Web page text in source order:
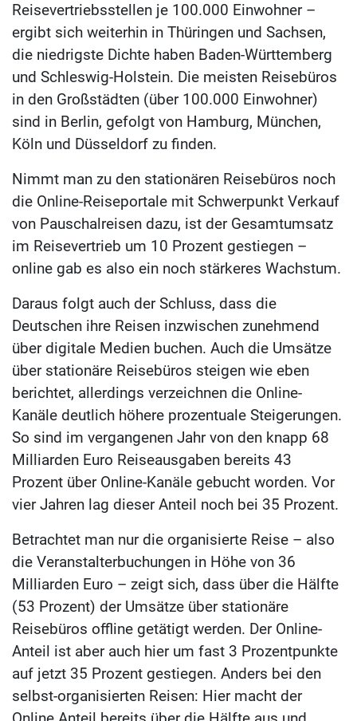
Reisevertriebsstellen je 100.000 Einwohner –
ergibt sich weiterhin in Thüringen und Sachsen,
die niedrigste Dichte haben Baden-Württemberg
und Schleswig-Holstein. Die meisten Reisebüros
in den Großstädten (über 100.000 Einwohner)
sind in Berlin, gefolgt von Hamburg, München,
Köln und Düsseldorf zu finden.
Nimmt man zu den stationären Reisebüros noch
die Online-Reiseportale mit Schwerpunkt Verkauf
von Pauschalreisen dazu, ist der Gesamtumsatz
im Reisevertrieb um 10 Prozent gestiegen –
online gab es also ein noch stärkeres Wachstum.
Daraus folgt auch der Schluss, dass die
Deutschen ihre Reisen inzwischen zunehmend
über digitale Medien buchen. Auch die Umsätze
über stationäre Reisebüros steigen wie eben
berichtet, allerdings verzeichnen die Online-
Kanäle deutlich höhere prozentuale Steigerungen.
So sind im vergangenen Jahr von den knapp 68
Milliarden Euro Reiseausgaben bereits 43
Prozent über Online-Kanäle gebucht worden. Vor
vier Jahren lag dieser Anteil noch bei 35 Prozent.
Betrachtet man nur die organisierte Reise – also
die Veranstalterbuchungen in Höhe von 36
Milliarden Euro – zeigt sich, dass über die Hälfte
(53 Prozent) der Umsätze über stationäre
Reisebüros offline getätigt werden. Der Online-
Anteil ist aber auch hier um fast 3 Prozentpunkte
auf jetzt 35 Prozent gestiegen. Anders bei den
selbst-organisierten Reisen: Hier macht der